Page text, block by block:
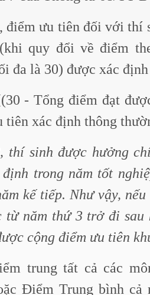
điểm ưu tiên đối với thí
quy đổi về điểm
đa là 30) được xác
- Tổng điểm đạt
tiên xác định thông
thí sinh được hưởng
trong năm tốt
kế tiếp. Như vậy,
từ năm thứ 3 trở đi
cộng điểm ưu tiên
trung tất cả các
Điểm Trung bình cả